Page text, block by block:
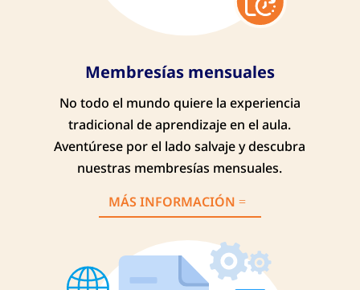
Membresías mensuales
No todo el mundo quiere la experiencia
tradicional de aprendizaje en el aula.
Aventúrese por el lado salvaje y descubra
nuestras membresías mensuales.
MÁS INFORMACIÓN